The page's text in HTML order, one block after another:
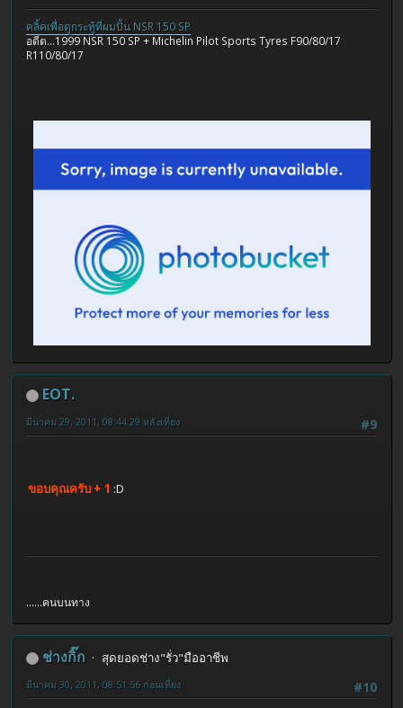
คลิ้คเพื่อดูกระทู้ที่ผมปั้น NSR 150 SP
อดีต...1999 NSR 150 SP + Michelin Pilot Sports Tyres F90/80/17
R110/80/17
EOT.
#9
มีนาคม 29, 2011, 08:44:29 หลังเที่ยง
ขอบคุณครับ + 1 :D
......คนบนทาง
ช่างกิ๊ก
สุดยอดช่าง"รั่ว"มืออาชีพ
#10
มีนาคม 30, 2011, 08:51:56 ก่อนเที่ยง